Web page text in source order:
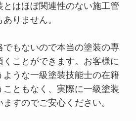
とはほぼ関連性のない施工管
りません。
でもないので本当の塗装の専
くことができます。お客様に
うな一級塗装技能士の在籍
ともなく、実際に一級塗装
すのでご安心ください。